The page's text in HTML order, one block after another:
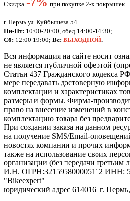
Скидка при покупке 2-х покрышек
г. Пермь ул. Куйбышева 54.
Пн-Пт: 10:00-20:00, обед 14:00-14:30;
Сб: 12:00-19:00; Вс: ВЫХОДНОЙ.
Вся информация на сайте носит
не является публичной офертой
Статьи 437 Гражданского кодекса
мере передавать достоверную
комплектации и характеристиках
размеры и формы. Фирма-
право на внесение изменений в
комплектацию товара без
При создании заказа на данном
на получение SMS/Email-
новостях компании и прочих
также на использование своих
организации (без передачи третьим
И.Н. ОГРН:321595800005112 ИНН:
"Bikeexpert"
юридический адрес 614016, г.